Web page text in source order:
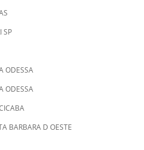
SP
ODESSA
ODESSA
BARBARA D OESTE